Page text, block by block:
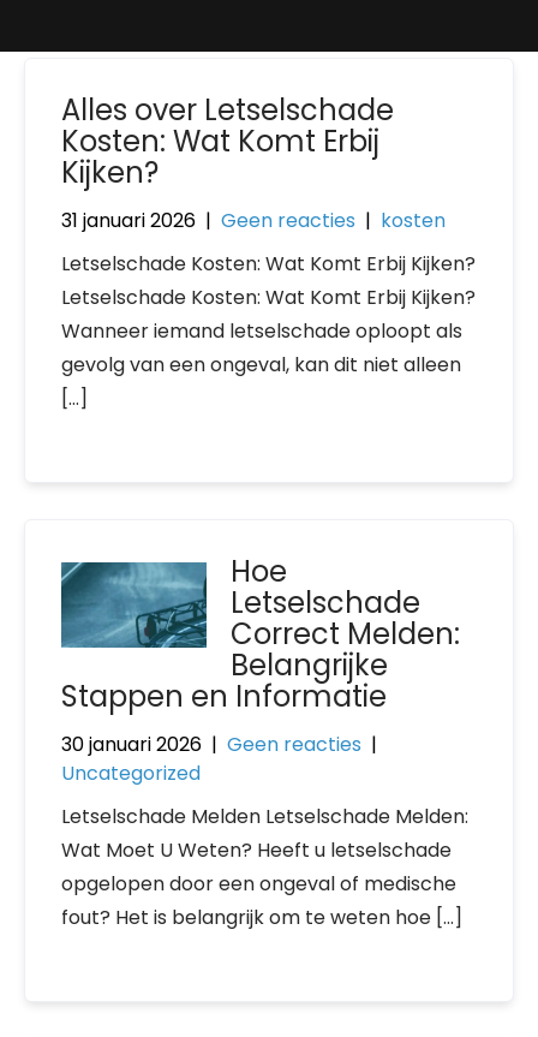
Alles over Letselschade
Kosten: Wat Komt Erbij
Kijken?
31 januari 2026 | Geen reacties | kosten
Letselschade Kosten: Wat Komt Erbij Kijken?
Letselschade Kosten: Wat Komt Erbij Kijken?
Wanneer iemand letselschade oploopt als
gevolg van een ongeval, kan dit niet alleen
[…]
Hoe
Letselschade
Correct Melden:
Belangrijke
Stappen en Informatie
30 januari 2026 | Geen reacties |
Uncategorized
Letselschade Melden Letselschade Melden:
Wat Moet U Weten? Heeft u letselschade
opgelopen door een ongeval of medische
fout? Het is belangrijk om te weten hoe […]